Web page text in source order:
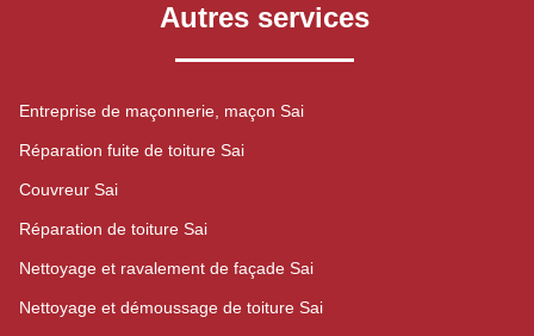
Autres services
Entreprise de maçonnerie, maçon Sai
Réparation fuite de toiture Sai
Couvreur Sai
Réparation de toiture Sai
Nettoyage et ravalement de façade Sai
Nettoyage et démoussage de toiture Sai